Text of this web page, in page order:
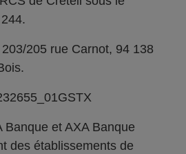
205 rue Carnot, 94 138
Banque et AXA Banque
des établissements de